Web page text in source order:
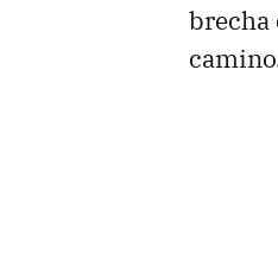
brecha